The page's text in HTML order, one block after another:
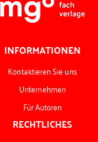
INFORMATIONEN
Kontaktieren Sie uns
Unternehmen
Für Autoren
RECHTLICHES